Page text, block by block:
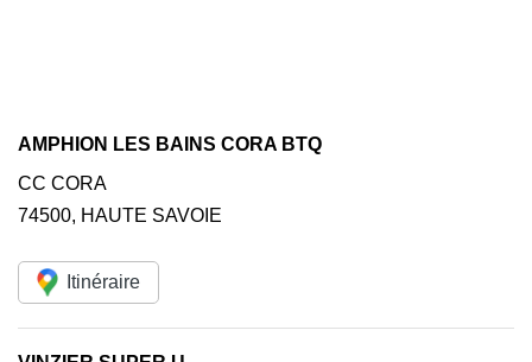
AMPHION LES BAINS CORA BTQ
CC CORA
74500, HAUTE SAVOIE
Itinéraire